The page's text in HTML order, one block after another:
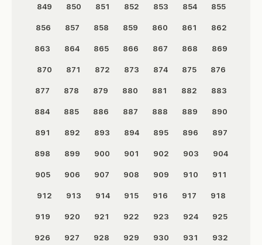
849 850 851 852 853 854 855
856 857 858 859 860 861 862
863 864 865 866 867 868 869
870 871 872 873 874 875 876
877 878 879 880 881 882 883
884 885 886 887 888 889 890
891 892 893 894 895 896 897
898 899 900 901 902 903 904
905 906 907 908 909 910 911
912 913 914 915 916 917 918
919 920 921 922 923 924 925
926 927 928 929 930 931 932